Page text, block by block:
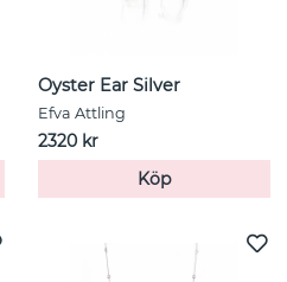
Oyster Ear Silver
Efva Attling
2320 kr
Köp